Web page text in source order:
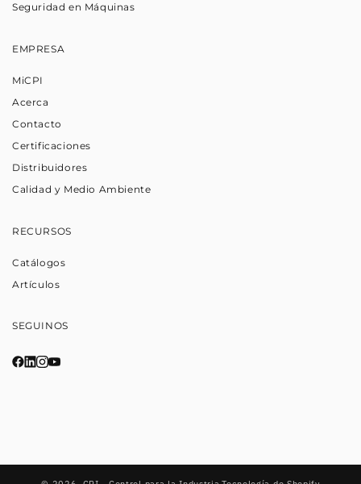
Seguridad en Máquinas
EMPRESA
MiCPI
Acerca
Contacto
Certificaciones
Distribuidores
Calidad y Medio Ambiente
RECURSOS
Catálogos
Artículos
SEGUINOS